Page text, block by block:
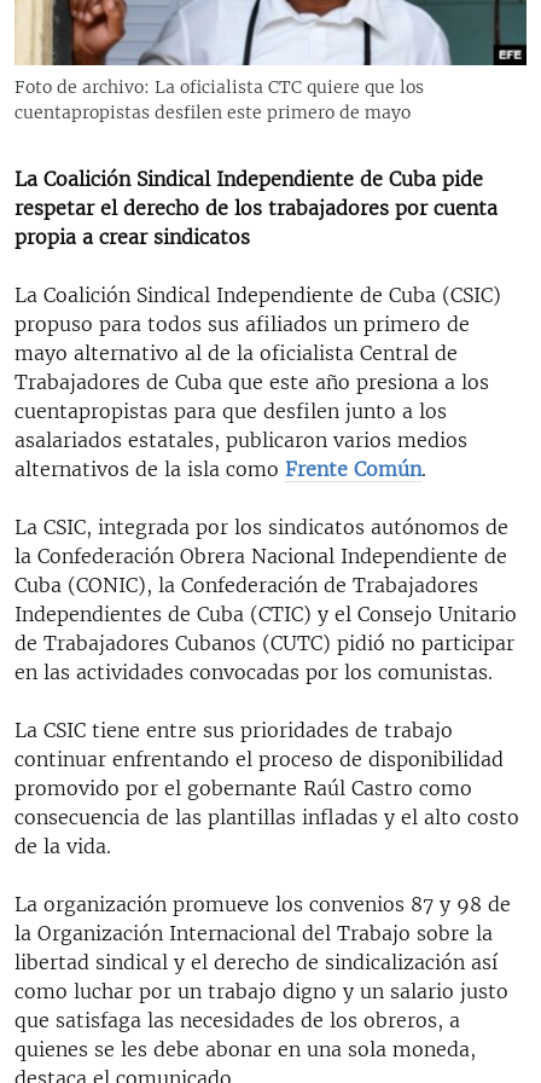
RADIO MARTÍ
ESPECIALES
ESPECIALES
SER VIEJO EN CUBA
KENTU-CUBANO
LOS SANTOS DE HIALEAH
DESINFORMACIÓN RUSA EN AMÉRICA LATINA
LA INVASIÓN DE RUSIA A UCRANIA
MULTIMEDIA
SÍGUENOS
Foto de archivo: La oficialista CTC quiere que los
cuentapropistas desfilen este primero de mayo
La Coalición Sindical Independiente de Cuba pide
respetar el derecho de los trabajadores por cuenta
propia a crear sindicatos
La Coalición Sindical Independiente de Cuba (CSIC)
propuso para todos sus afiliados un primero de
mayo alternativo al de la oficialista Central de
Trabajadores de Cuba que este año presiona a los
cuentapropistas para que desfilen junto a los
asalariados estatales, publicaron varios medios
alternativos de la isla como Frente Común.
La CSIC, integrada por los sindicatos autónomos de
la Confederación Obrera Nacional Independiente de
Cuba (CONIC), la Confederación de Trabajadores
Independientes de Cuba (CTIC) y el Consejo Unitario
de Trabajadores Cubanos (CUTC) pidió no participar
en las actividades convocadas por los comunistas.
La CSIC tiene entre sus prioridades de trabajo
continuar enfrentando el proceso de disponibilidad
promovido por el gobernante Raúl Castro como
consecuencia de las plantillas infladas y el alto costo
de la vida.
La organización promueve los convenios 87 y 98 de
la Organización Internacional del Trabajo sobre la
libertad sindical y el derecho de sindicalización así
como luchar por un trabajo digno y un salario justo
que satisfaga las necesidades de los obreros, a
quienes se les debe abonar en una sola moneda,
destaca el comunicado.